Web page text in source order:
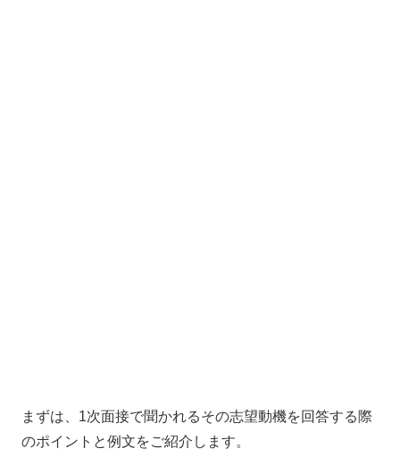
まずは、1次面接で聞かれるその志望動機を回答する際
のポイントと例文をご紹介します。